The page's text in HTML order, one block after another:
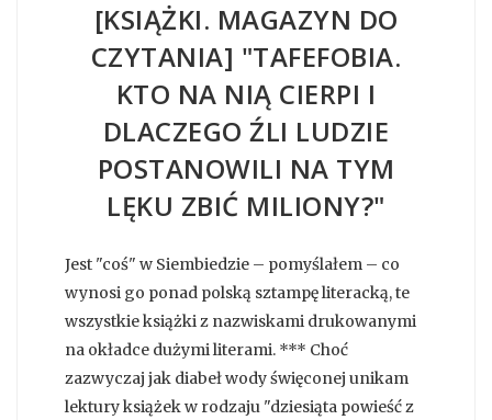
[KSIĄŻKI. MAGAZYN DO
CZYTANIA] "TAFEFOBIA.
KTO NA NIĄ CIERPI I
DLACZEGO ŹLI LUDZIE
POSTANOWILI NA TYM
LĘKU ZBIĆ MILIONY?"
Jest "coś" w Siembiedzie – pomyślałem – co
wynosi go ponad polską sztampę literacką, te
wszystkie książki z nazwiskami drukowanymi
na okładce dużymi literami. *** Choć
zazwyczaj jak diabeł wody święconej unikam
lektury książek w rodzaju "dziesiąta powieść z